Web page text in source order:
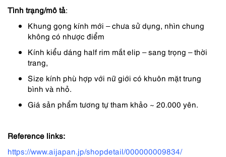
Tình trạng/mô tả:
Khung gọng kính mới – chưa sử dụng, nhìn chung
không có nhược điểm
Kính kiểu dáng half rim mắt elip – sang trọng – thời
trang,
Size kính phù hợp với nữ giới có khuôn mặt trung
bình và nhỏ.
Giá sản phẩm tương tự tham khảo ~ 20.000 yên.
Reference links:
https://www.aijapan.jp/shopdetail/000000009834/